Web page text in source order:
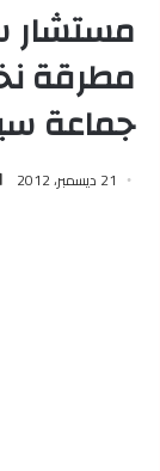
مستشار
مطرقة
جماعة
21 ديسمبر، 2012